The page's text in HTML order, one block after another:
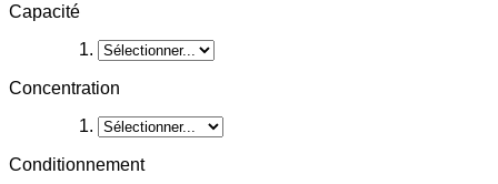
Capacité
Concentration
Conditionnement